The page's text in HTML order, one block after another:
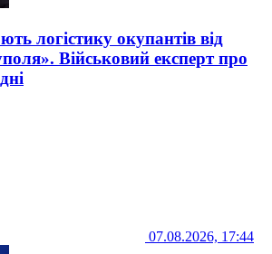
логістику окупантів від
Військовий експерт про
07.08.2026, 17:44